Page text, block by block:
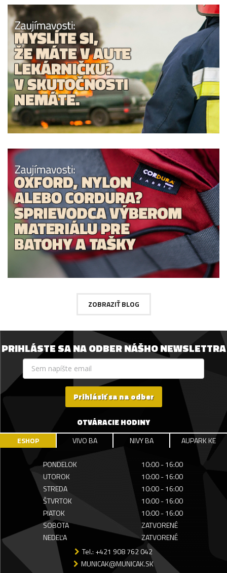
ZOBRAZIŤ BLOG
PRIHLÁSTE SA NA ODBER NÁŠHO NEWSLETTRA
Prihlásiť sa na odber
OTVÁRACIE HODINY
ESHOP VIVO BA NIVY BA AUPARK KE
PONDELOK
10:00 - 16:00
UTOROK
10:00 - 16:00
STREDA
10:00 - 16:00
ŠTVRTOK
10:00 - 16:00
PIATOK
10:00 - 16:00
SOBOTA
ZATVORENÉ
NEDEĽA
ZATVORENÉ
Tel.: +421 908 762 042
MUNICAK@MUNICAK.SK